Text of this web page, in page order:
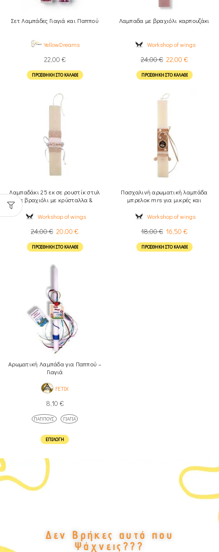
Σετ Λαμπάδες Γιαγιά και Παππού
YellowDreams
22,00 €
ΠΡΟΣΘΉΚΗ ΣΤΟ ΚΑΛΆΘΙ
Λαμπαδα με βραχιόλι καρπουζάκι
Workshop of wings
24,00€ 22,00 €
ΠΡΟΣΘΉΚΗ ΣΤΟ ΚΑΛΆΘΙ
Λαμπαδάκι 25 εκ σε ρουστίκ στυλ
με βραχιόλι με κρύσταλλα &
Workshop of wings
24,00€ 20,00 €
ΠΡΟΣΘΉΚΗ ΣΤΟ ΚΑΛΆΘΙ
Πασχαλινή αρωματική λαμπάδα
μπρελοκ mrs για μικρές και
Workshop of wings
18,00€ 16,50 €
ΠΡΟΣΘΉΚΗ ΣΤΟ ΚΑΛΆΘΙ
Αρωματική Λαμπάδα για Παππού –
Γιαγιά
FETIX
8,10 €
ΠΑΠΠΟΎΣ ΓΙΑΓΙΆ
ΕΠΙΛΟΓΉ
Δεν Βρήκες αυτό που
Ψάχνεις???